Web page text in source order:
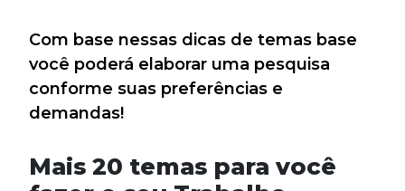
Com base nessas dicas de temas base
você poderá elaborar uma pesquisa
conforme suas preferências e
demandas!
Mais 20 temas para você